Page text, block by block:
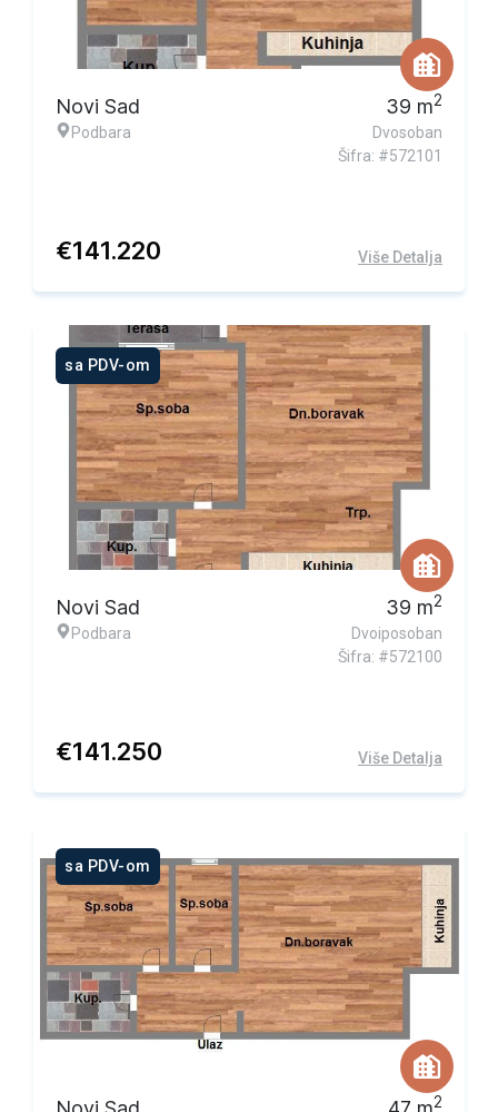
Novi Sad
Podbara
39 m2
Dvosoban
Šifra: #572101
€141.220 Više Detalja
sa PDV-om
Novi Sad
Podbara
39 m2
Dvoiposoban
Šifra: #572100
€141.250 Više Detalja
sa PDV-om
2